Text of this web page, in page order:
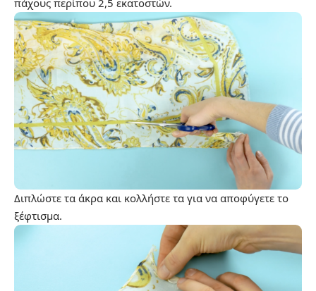
Διπλώστε τα άκρα και κολλήστε τα για να αποφύγετε το
ξέφτισμα.